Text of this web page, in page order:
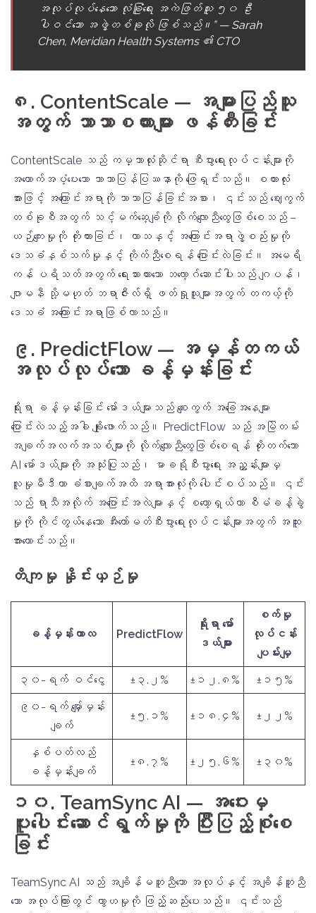
အလုပ်လုပ်နေသော လုံခြုံရေး အကဲဖြတ်သူ ၅၀ ဦး
ပါဝင်သော အဖွဲ့တစ်ခုလို ဖြစ်သည်။” — Sarah
Chen, Meridian Health Systems ၏ CTO
၈. ContentScale — အများပြည်သူ
အတွက် ဘာသာစကားများ ဖန်တီးခြင်း
ContentScale သည် ကမ္ဘာလုံးဆိုင်ရာ စီးပွားရေးလုပ်ငန်းများကို
အထောက်အပံ့ပေးသော ဘာသာပြန်ပြဿနာကို ဖြေရှင်းသည်။ စကားလုံး
အားဖြင့် အကြောင်းအရာကို ဘာသာပြန်ခြင်းအစား၊ ၎င်းသည် ဈေးကွက်
တစ်ခုစီအတွက် သင့်မက်ဆေ့ခ်ျကို လိုက်လျောညီထွေဖြစ်စေသည် –
ယဉ်ကျေးမှုကို ကိုးကားခြင်း၊ ဟာသနှင့် အကြောင်းအရာဖွဲ့စည်းမှုကို
ဒေသခံနှစ်သက်မှုနှင့် ကိုက်ညီစေရန် ပြောင်းလဲခြင်း။ အမေရိ
ကန် ပရိသတ်အတွက် ရေးသားထားသော ဘလော့ဂ်ဆောင်းပါးသည် ဂျပန်၊
ဂျာမနီ သို့မဟုတ် ဘရာဇီးလ်ရှိ ဖတ်ရှုသူများအတွက် တကယ့်ကို
ဒေသခံ အကြောင်းအရာဖြစ်လာသည်။
၉. PredictFlow — အမှန်တကယ်
အလုပ်လုပ်သော ခန့်မှန်းခြင်း
ရိုးရာ ခန့်မှန်းခြင်း မော်ဒယ်များသည် စျေးကွက် အခြေအနေများ
ပြောင်းလဲသည့်အခါ ချိုးဖောက်သည်။ PredictFlow သည် အမြဲတမ်း
အချက်အလက်အသစ်များကို လိုက်လျောညီထွေဖြစ်စေရန် တိုးတက်သော
AI မော်ဒယ်များကို အသုံးပြုသည်၊ မာခရိုစီးပွားရေး အညွှန်းများမှ
လူမှုမီဒီယာ ခံစားချက်အထိ အရာအားလုံးကို ပေါင်းစပ်သည်။ ၎င်း
သည် ရာသီအလိုက် အပြောင်းအလဲများနှင့် စတော့ရှယ်ယာ စီမံခန့်ခွဲ
မှုကို ကိုင်တွယ်နေသော အီးကော်မတ်စီးပွားရေးလုပ်ငန်းများအတွက် အထူး
အားကောင်းသည်။
တိကျမှု နှိုင်းယှဉ်မှု
ခန့်မှန်းကာလ PredictFlow
ရိုးရာ မော်
ဒယ်များ
စက်မှု
လုပ်ငန်း
ပျမ်းမျှ
၃၀-ရက် ဝင်ငွေ
±၃.၂% ±၁၂.၈%
±၁၅%
၉၀-ရက် မျှော်မှန်း
ချက်
±၅.၁% ±၁၈.၄% ±၂၂%
နှစ်ပတ်လည်
ခန့်မှန်းချက်
±၈.၇% ±၂၅.၆% ±၃၀%
၁၀. TeamSync AI — အဝေးမှ
ပူးပေါင်းဆောင်ရွက်မှုကို ပြီးပြည့်စုံစေ
ခြင်း
TeamSync AI သည် အချိန်မတူညီသော အလုပ်နှင့် အချိန်တူညီ
သော အလုပ်ကြားတွင် ကွာဟမှုကို ဖြည့်ဆည်းပေးသည်။ ၎င်းသည်